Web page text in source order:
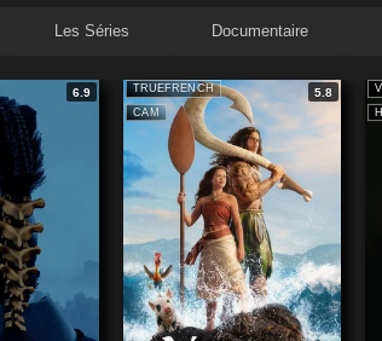
Les Séries Documentaire
Documentaires
6.9
CAM
TRUEFRENCH 5.8